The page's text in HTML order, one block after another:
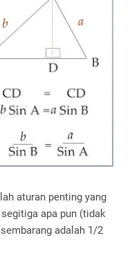
aturan penting yang
apa pun (tidak
adalah 1/2